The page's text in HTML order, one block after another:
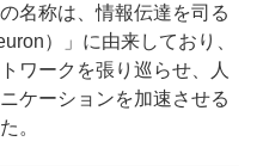
名称は、情報伝達を司る
）」に由来しており、
ワークを張り巡らせ、人
ケーションを加速させる
。